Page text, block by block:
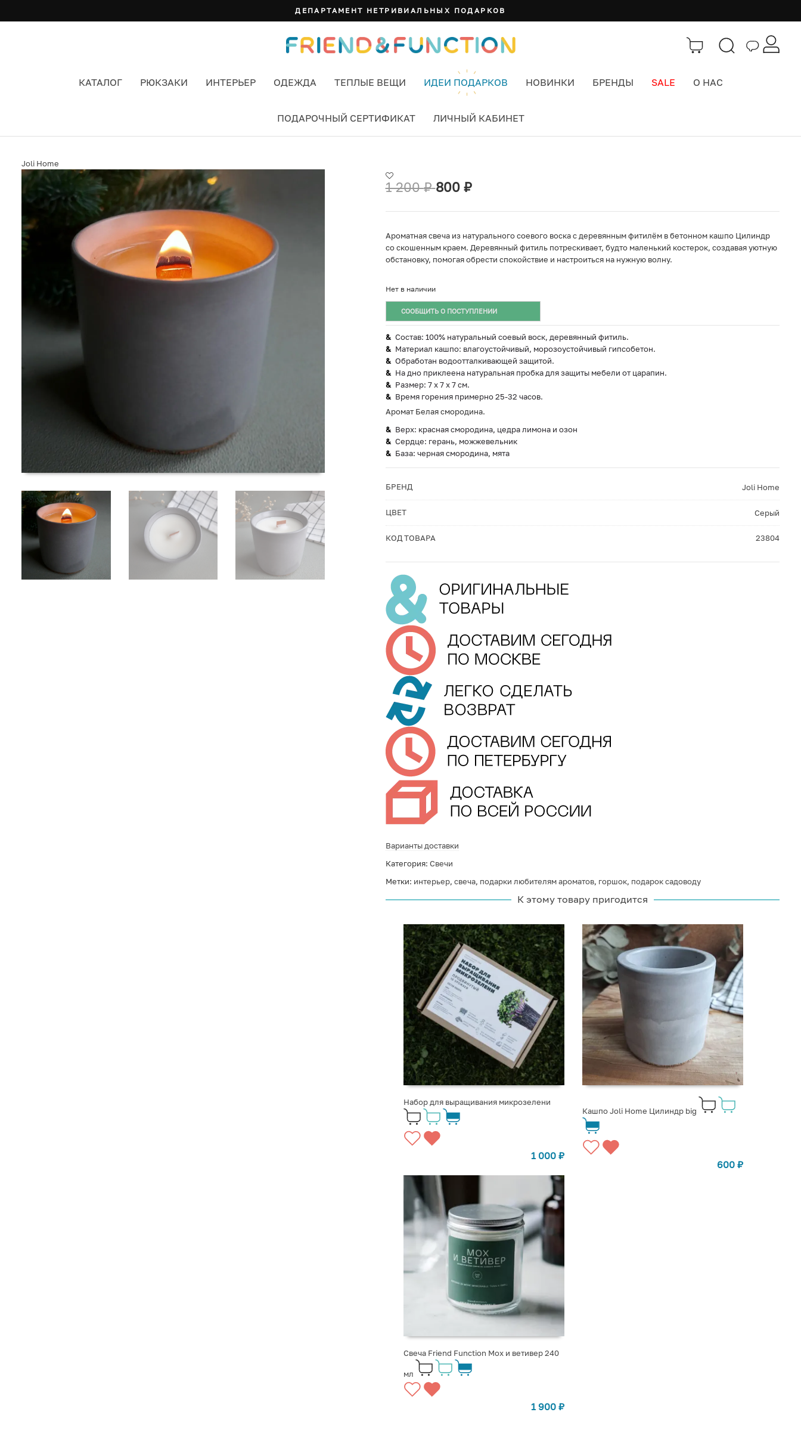
ДЕПАРТАМЕНТ НЕТРИВИАЛЬНЫХ ПОДАРКОВ
КАТАЛОГ РЮКЗАКИ ИНТЕРЬЕР ОДЕЖДА ТЕПЛЫЕ ВЕЩИ ИДЕИ ПОДАРКОВ НОВИНКИ БРЕНДЫ SALE О НАС
ПОДАРОЧНЫЙ СЕРТИФИКАТ ЛИЧНЫЙ КАБИНЕТ
Joli Home
1 200₽ 800 ₽
Ароматная свеча из натурального соевого воска с деревянным фитилём в бетонном кашпо Цилиндр
со скошенным краем. Деревянный фитиль потрескивает, будто маленький костерок, создавая уютную
обстановку, помогая обрести спокойствие и настроиться на нужную волну.
Нет в наличии
СООБЩИТЬ О ПОСТУПЛЕНИИ
Состав: 100% натуральный соевый воск, деревянный фитиль.
Материал кашпо: влагоустойчивый, морозоустойчивый гипсобетон.
Обработан водоотталкивающей защитой.
На дно приклеена натуральная пробка для защиты мебели от царапин.
Размер: 7 х 7 х 7 см.
Время горения примерно 25-32 часов.
Аромат Белая смородина.
Верх: красная смородина, цедра лимона и озон
Сердце: герань, можжевельник
База: черная смородина, мята
БРЕНД Joli Home
ЦВЕТ Серый
КОД ТОВАРА 23804
Варианты доставки
Категория: Свечи
Метки: интерьер, свеча, подарки любителям ароматов, горшок, подарок садоводу
К этому товару пригодится
Набор для выращивания микрозелени
1 000 ₽
Кашпо Joli Home Цилиндр big
600 ₽
Свеча Friend Function Мох и ветивер 240
мл
1 900 ₽